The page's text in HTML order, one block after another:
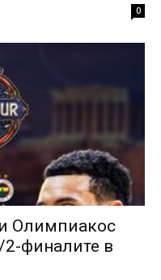
0
Олимпиакос
2-финалите в